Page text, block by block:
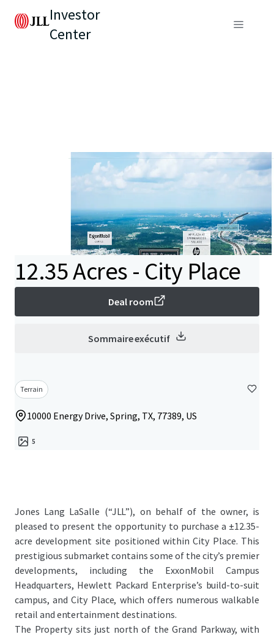
Investor
Center
12.35 Acres - City Place
Deal room
Sommaire exécutif
Terrain
10000 Energy Drive, Spring, TX, 77389, US
5
Jones Lang LaSalle (“JLL”), on behalf of the owner, is
pleased to present the opportunity to purchase a ±12.35-
acre development site positioned within City Place. This
prestigious submarket contains some of the city’s premier
developments, including the ExxonMobil Campus
Headquarters, Hewlett Packard Enterprise’s build-to-suit
campus, and City Place, which offers numerous walkable
retail and entertainment destinations.
The Property sits just north of the Grand Parkway, with